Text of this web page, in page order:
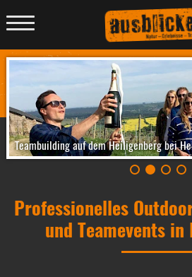
Teambuilding auf dem Heiligenberg bei
Professionelles
und Teamevents
Menü
anzeigen